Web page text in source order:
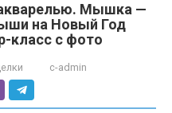
Мышка —
на Новый Год
класс с фото
c-admin